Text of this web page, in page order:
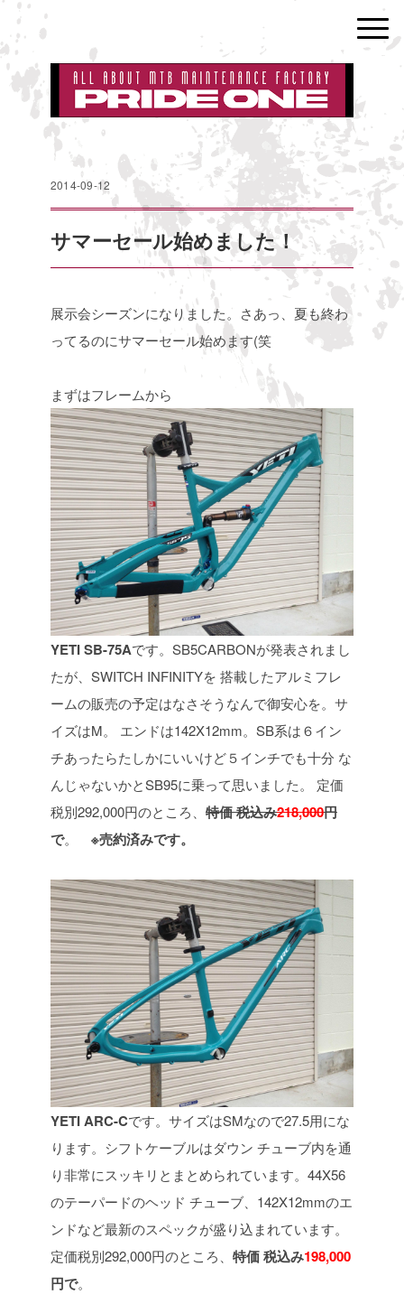
2014-09-12
サマーセール始めました！
展示会シーズンになりました。さあっ、夏も終わ
ってるのにサマーセール始めます(笑
まずはフレームから
YETI SB-75Aです。SB5CARBONが発表されまし
たが、SWITCH INFINITYを 搭載したアルミフレ
ームの販売の予定はなさそうなんで御安心を。サ
イズはM。
エンドは142X12mm。SB系は６イン
チあったらたしかにいいけど５インチでも十分 な
んじゃないかとSB95に乗って思いました。
定価
税別292,000円のところ、 特価 税込み218,000円
で。 ※売約済みです。
YETI ARC-Cです。サイズはSMなので27.5用にな
ります。シフトケーブルはダウン チューブ内を通
り非常にスッキリとまとめられています。44X56
のテーパードのヘッド チューブ、142X12mmのエ
ンドなど最新のスペックが盛り込まれています。
定価税別292,000円のところ、 特価 税込み198,000
円で。